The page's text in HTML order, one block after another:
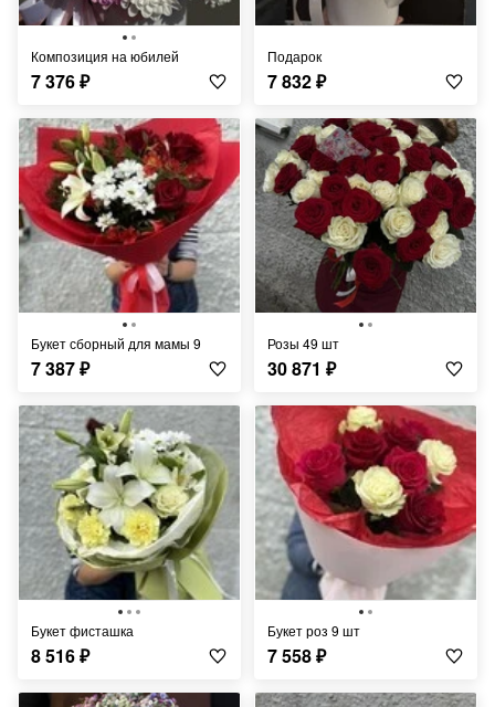
Композиция на юбилей
7 376₽
Подарок
7 832₽
Букет сборный для мамы 9
7 387₽
Розы 49 шт
30 871 ₽
Букет фисташка
8 516₽
Букет роз 9 шт
7 558₽